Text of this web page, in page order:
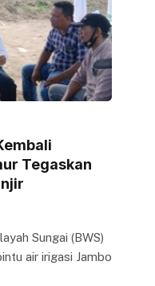
Tegaskan
Sungai (BWS)
air irigasi Jambo